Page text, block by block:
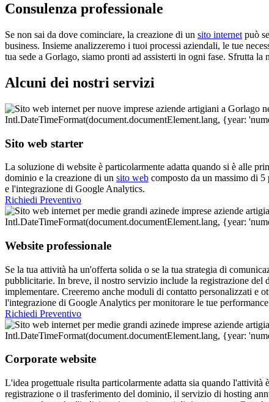
Consulenza professionale
Se non sai da dove cominciare, la creazione di un sito internet può
business. Insieme analizzeremo i tuoi processi aziendali, le tue
tua sede a Gorlago, siamo pronti ad assisterti in ogni fase. Sfrutta
Alcuni dei nostri servizi
Sito web starter
La soluzione di website è particolarmente adatta quando si è alle
dominio e la creazione di un sito web composto da un massimo di
e l'integrazione di Google Analytics.
Richiedi Preventivo
Website professionale
Se la tua attività ha un'offerta solida o se la tua strategia di
pubblicitarie. In breve, il nostro servizio include la registrazione
implementare. Creeremo anche moduli di contatto personalizzati e
l'integrazione di Google Analytics per monitorare le tue
Richiedi Preventivo
Corporate website
L'idea progettuale risulta particolarmente adatta sia quando
registrazione o il trasferimento del dominio, il servizio di hosting